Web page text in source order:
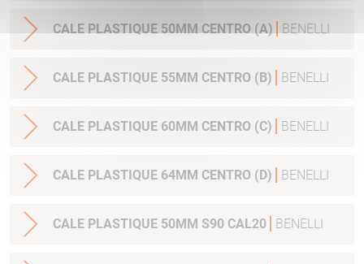
CALE PLASTIQUE 50MM CENTRO (A) BENELLI
CALE PLASTIQUE 55MM CENTRO (B) BENELLI
CALE PLASTIQUE 60MM CENTRO (C) BENELLI
CALE PLASTIQUE 64MM CENTRO (D) BENELLI
CALE PLASTIQUE 50MM S90 CAL20 BENELLI